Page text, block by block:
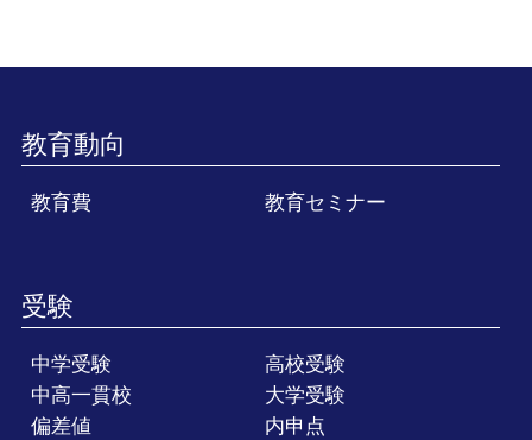
教育動向
教育費 教育セミナー
受験
中学受験
高校受験
中高一貫校
大学受験
偏差値
内申点